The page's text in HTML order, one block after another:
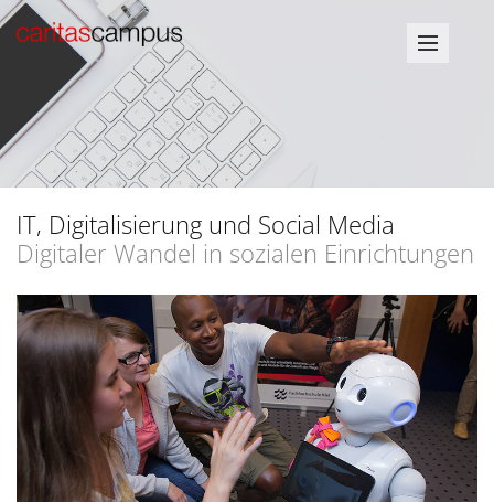
IT, Digitalisierung und Social Media
Digitaler Wandel in sozialen Einrichtungen